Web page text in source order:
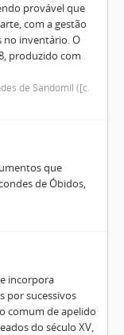
provável que
com a gestão
no inventário. O
produzido com
de Sandomil ([c.
que
de Óbidos,
incorpora
por sucessivos
comum de apelido
do século XV,